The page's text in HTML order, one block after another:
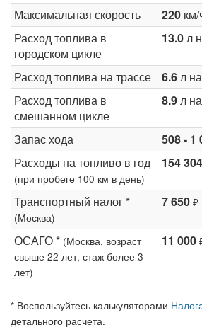
Максимальная скорость
220 км/
Расход топлива в
городском цикле
13.0л
Расход топлива на трассе 6.6л
Расход топлива в
смешанном цикле
8.9л
Запас хода 508 - 1
Расходы на топливо в год
(при пробеге 100 км в день)
154 304
Транспортный налог *
(Москва)
7 650 ₽
ОСАГО * (Москва, возраст
свыше 22 лет, стаж более 3
лет)
11 000
* Воспользуйтесь калькуляторами
детального расчета.